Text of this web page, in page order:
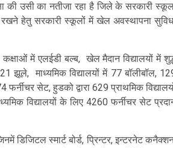
की उसी का नतीजा रहा है जिले के सरकारी
हेतु सरकारी स्कूलों में खेल अवस्थापना
कक्षाओं में एलईडी बल्ब, खेल मैदान विद्यालयों में
झूले, माध्यमिक विद्यालयों में 77 बॉलीबॉल,
फर्नीचर सेट, हुडको द्वारा 629 प्राथमिक
विद्यालयों के लिए 4260 फर्नीचर सेट
डिजिटल स्मार्ट बोर्ड, प्रिन्टर, इन्टरनेट